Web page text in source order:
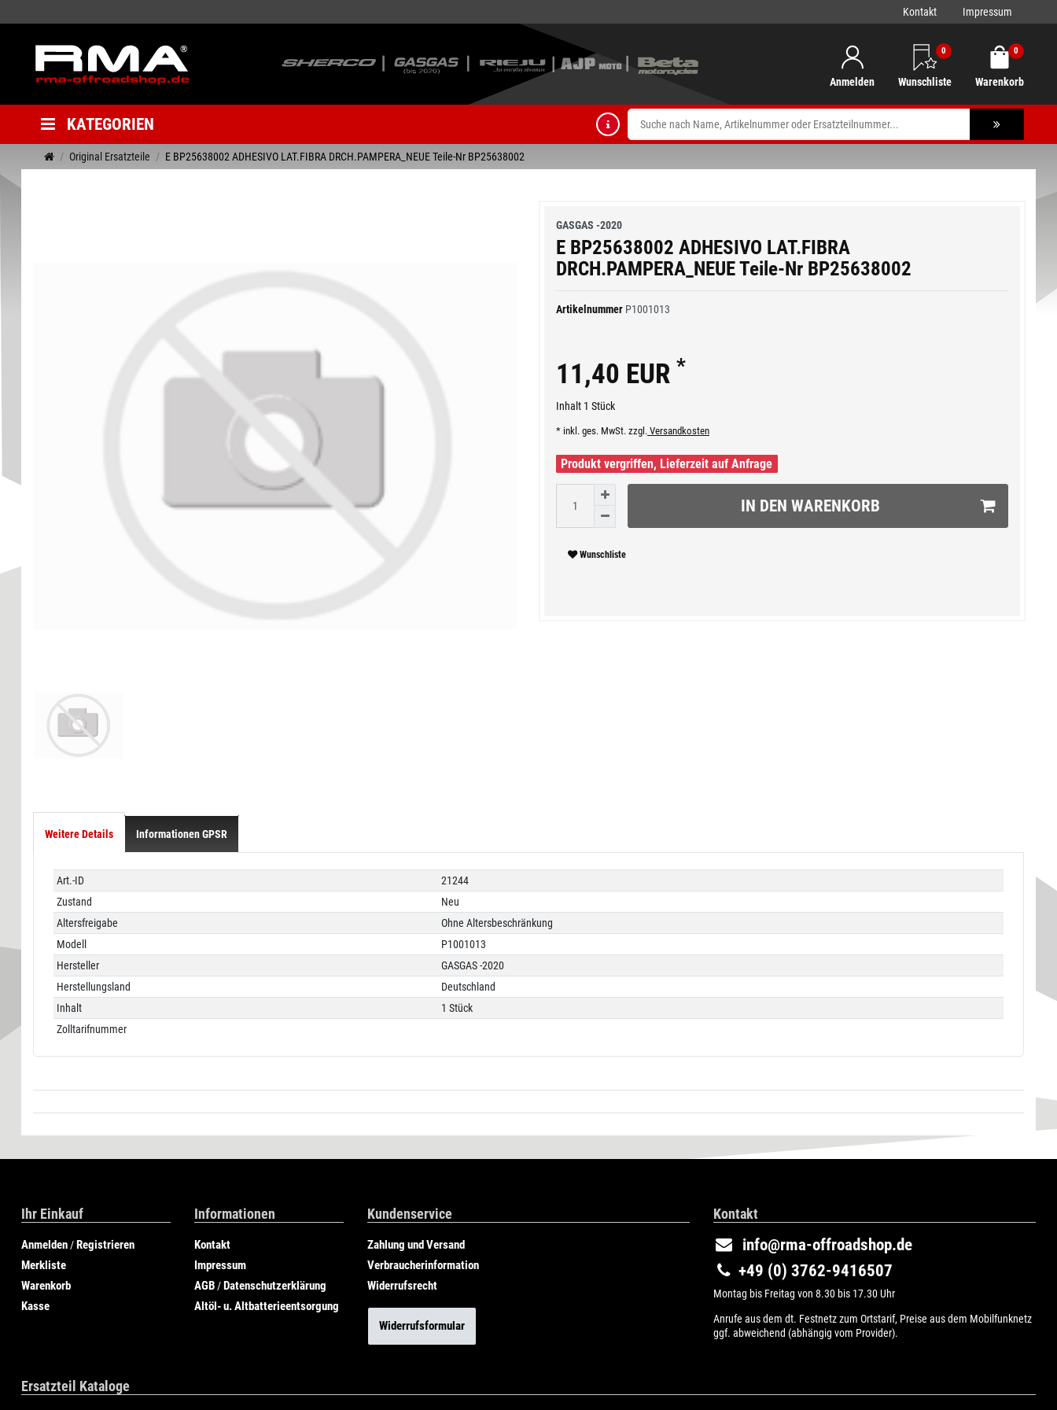
Kontakt Impressum
Anmelden
0
Wunschliste
0
Warenkorb
KATEGORIEN
Original Ersatzteile E BP25638002 ADHESIVO LAT.FIBRA DRCH.PAMPERA_NEUE Teile-Nr BP25638002
GASGAS -2020
E BP25638002 ADHESIVO LAT.FIBRA
DRCH.PAMPERA_NEUE Teile-Nr BP25638002
Artikelnummer P1001013
11,40 EUR *
Inhalt 1 Stück
* inkl. ges. MwSt. zzgl. Versandkosten
Produkt vergriffen, Lieferzeit auf Anfrage
IN DEN WARENKORB
Wunschliste
Weitere Details Informationen GPSR
Technisches
Merkmal
Wert
Art.-ID
21244
Zustand
Neu
Altersfreigabe
Ohne Altersbeschränkung
Modell
P1001013
Hersteller
GASGAS -2020
Herstellungsland
Deutschland
Inhalt
1 Stück
Zolltarifnummer
Ihr Einkauf
Anmelden /Registrieren
Merkliste
Warenkorb
Kasse
Informationen
Kontakt
Impressum
AGB /Datenschutzerklärung
Altöl- u. Altbatterieentsorgung
Kundenservice
Zahlung und Versand
Verbraucherinformation
Widerrufsrecht
Widerrufsformular
Kontakt
info@rma-offroadshop.de
+49 (0) 3762-9416507
Montag bis Freitag von 8.30 bis 17.30 Uhr
Anrufe aus dem dt. Festnetz zum Ortstarif, Preise aus dem Mobilfunknetz
ggf. abweichend (abhängig vom Provider).
Ersatzteil Kataloge